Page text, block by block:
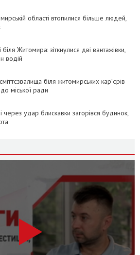
області втопилися більше людей,
Житомира: зіткнулися дві вантажівки,
водій
біля житомирських кар’єрів
міської ради
удар блискавки загорівся будинок,